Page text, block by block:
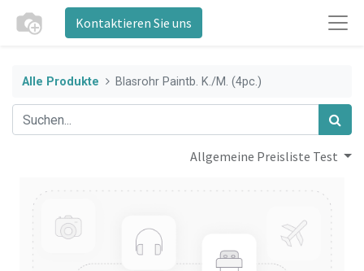
Kontaktieren Sie uns
Alle Produkte Blasrohr Paintb. K./M. (4pc.)
Allgemeine Preisliste Test